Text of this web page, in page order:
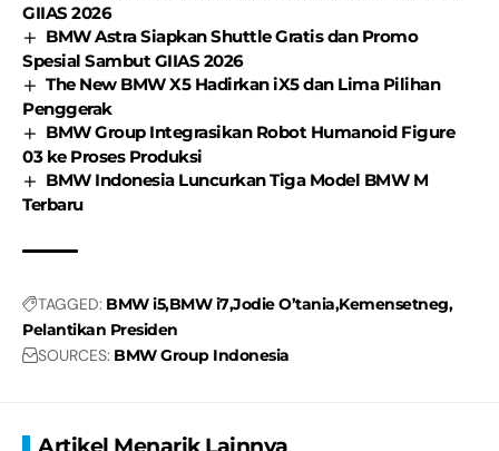
GIIAS 2026
BMW Astra Siapkan Shuttle Gratis dan Promo
Spesial Sambut GIIAS 2026
The New BMW X5 Hadirkan iX5 dan Lima Pilihan
Penggerak
BMW Group Integrasikan Robot Humanoid Figure
03 ke Proses Produksi
BMW Indonesia Luncurkan Tiga Model BMW M
Terbaru
TAGGED: BMW i5BMW i7Jodie O’tania Kemensetneg
Pelantikan Presiden
SOURCES: BMW Group Indonesia
Artikel Menarik Lainnya